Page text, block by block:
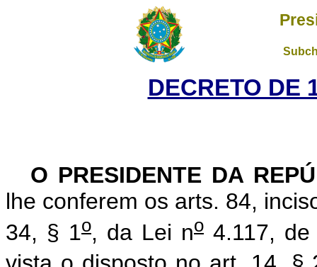
DECRETO DE
O PRESIDENTE DA
lhe conferem os arts. 84,
34, § 1o, da Lei no 4.117,